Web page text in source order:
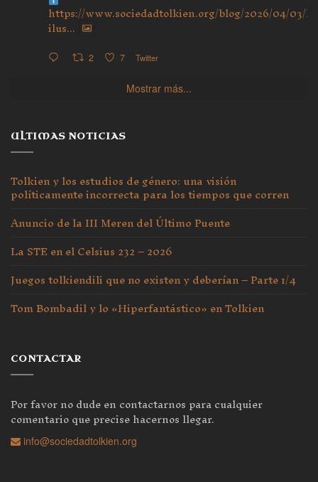
https://www.sociedadtolkien.org/blog/2026/04/03/
ilus...
2 7 Twitter
Mostrar más...
ULTIMAS NOTICIAS
Tolkien y los estudios de género: una visión
políticamente incorrecta para los tiempos que corren
Anuncio de la III Meren del Último Puente
La STE en el Celsius 232 – 2026
Juegos tolkiendili que no existen y deberían – Parte 1/4
Tom Bombadil y lo «Hiperfantástico» en Tolkien
CONTACTAR
Por favor no dude en contactarnos para cualquier
comentario que precise hacernos llegar.
info@sociedadtolkien.org